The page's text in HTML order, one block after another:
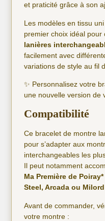
et praticité grâce à son
Les modèles en tissu
premier choix idéal
lanières
facilement avec
variations de style au fil
✨ Personnalisez votre
une nouvelle version de
Compatibilité
Ce bracelet de montre
pour s’adapter aux
interchangeables les
Il peut notamment
Ma Première de Poiray*
Steel, Arcada ou Milord
Avant de commander,
votre montre :